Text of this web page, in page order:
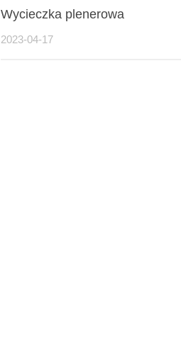
Wycieczka plenerowa
2023-04-17